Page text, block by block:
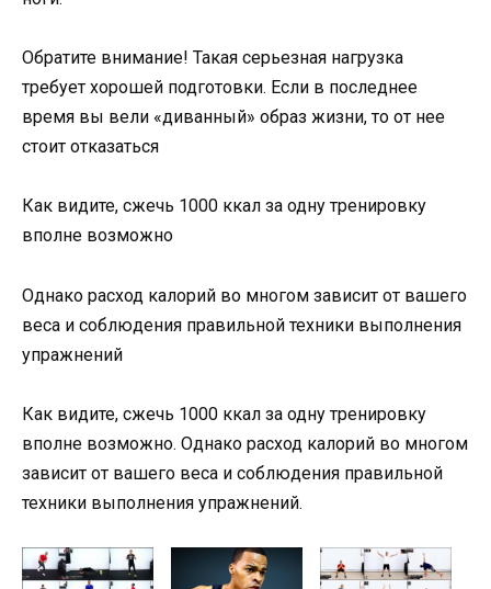
Обратите внимание! Такая серьезная нагрузка
требует хорошей подготовки. Если в последнее
время вы вели «диванный» образ жизни, то от нее
стоит отказаться
Как видите, сжечь 1000 ккал за одну тренировку
вполне возможно
Однако расход калорий во многом зависит от вашего
веса и соблюдения правильной техники выполнения
упражнений
Как видите, сжечь 1000 ккал за одну тренировку
вполне возможно. Однако расход калорий во многом
зависит от вашего веса и соблюдения правильной
техники выполнения упражнений.